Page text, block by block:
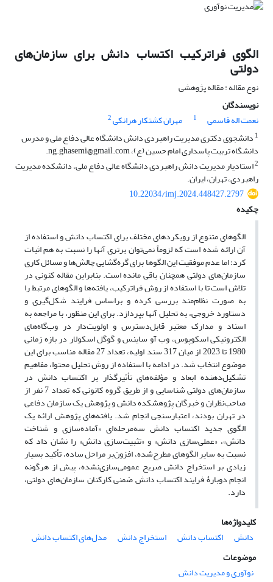
الگوی فراترکیب اکتساب دانش برای سازمان‌های
دولتی
نوع مقاله : مقاله پژوهشی
نویسندگان
نعمت اله قاسمی
1 مهران کشتکار هرانکی2
1 دانشجوی دکتری مدیریت راهبردی دانش دانشگاه عالی دفاع ملی و مدرس
دانشگاه تربیت پاسداری امام حسین (ع)، ng.ghasemi@gmail.com.
2استادیار مدیریت دانش راهبردی دانشگاه عالی دفاع ملی، دانشکده مدیریت
راهبردی، تهران، ایران.
10.22034/imj.2024.448427.2797
چکیده
الگوهای متنوع از رویکردهای مختلف برای اکتساب دانش و استفاده از
آن ارائه شده است که لزوماً نمی‌توان برتری آنها را نسبت به هم اثبات
کرد؛ اما عدم موفقیت این الگوها برای گره‌گشایی چالش‌ها و مسائل کاری
سازمان‌های دولتی همچنان باقی مانده است. بنابراین مقاله کنونی در
تلاش است تا با استفاده از روش فراترکیب، یافته‌ها و الگوهای مرتبط را
به صورت نظا‌م‌مند بررسی کرده و براساس فرایند شکل‌گیری و
دستاورد خروجی، به تحلیل آنها بپردازد. برای این منظور، با مراجعه به
اسناد و مدارک معتبر قابل‌دسترس و اولویت‌دار در وب‌گاه‌‌های
الکترونیکی اسکوپوس، وب آو ساینس و گوگل اسکولار در بازه زمانی
1980 تا 2023 از میان 317 سند اولیه، تعداد 27 مقاله مناسب برای این
موضوع انتخاب شد. در ادامه با استفاده از روش تحلیل محتوا، مفاهیم
تشکیل‌دهنده ابعاد و مؤلفه‌های تأثیرگذار بر اکتساب دانش در
سازمان‌های دولتی شناسایی و از طریق گروه کانونی که تعداد 7 نفر از
صاحب‌نظران و خبرگان پژوهشکده دانش و پژوهش یک سازمان دفاعی
در تهران بودند، اعتبارسنجی انجام شد. یافته‌های پژوهش ارائه یک
الگوی جدید اکتساب دانش سه‌مرحله‌ای «آماده‌سازی و شناخت
دانش»، «عملی‌سازی دانش» و «تثبیت‌سازی دانش» را نشان داد که
نسبت به سایر الگوهای مطرح‌شده، افزون‌بر مراحل ساده، تأکید بسیار
زیادی بر استخراج دانش‌ صریح عمومی‌سازی‌نشده، پیش از هرگونه
انجام دوبارۀ فرایند اکتساب دانش ضمنی کارکنان سازمان‌های دولتی،
دارد.
کلیدواژه‌ها
دانش
اکتساب دانش استخراج دانش
مدل‌های اکتساب دانش
موضوعات
نوآوری و مدیریت دانش